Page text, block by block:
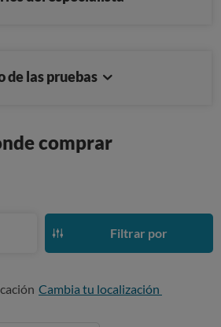
de las pruebas
comprar
Filtrar por
Cambia tu localización